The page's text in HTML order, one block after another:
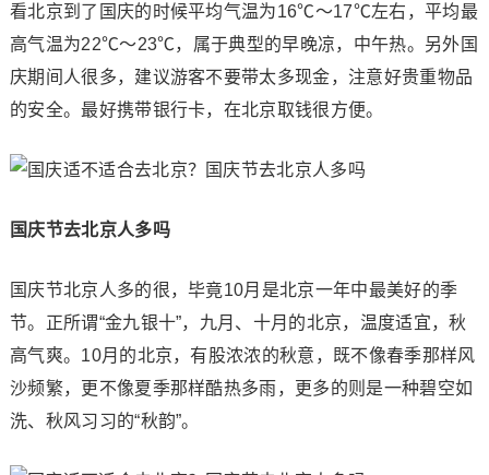
看北京到了国庆的时候平均气温为16℃～17℃左右，平均最
高气温为22℃～23℃，属于典型的早晚凉，中午热。另外国
庆期间人很多，建议游客不要带太多现金，注意好贵重物品
的安全。最好携带银行卡，在北京取钱很方便。
国庆节去北京人多吗
国庆节北京人多的很，毕竟10月是北京一年中最美好的季
节。正所谓“金九银十”，九月、十月的北京，温度适宜，秋
高气爽。10月的北京，有股浓浓的秋意，既不像春季那样风
沙频繁，更不像夏季那样酷热多雨，更多的则是一种碧空如
洗、秋风习习的“秋韵”。